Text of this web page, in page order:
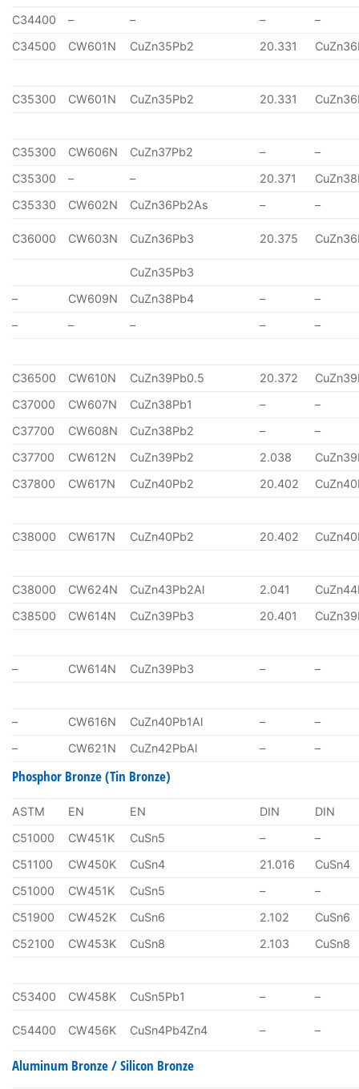
C34400 – – –
–
C34500
CW601N CuZn35Pb2 20.331
C35300 CW601N CuZn35Pb2 20.331
C35300 CW606N CuZn37Pb2 –
–
C35300
– – 20.371
C35330
CW602N CuZn36Pb2As – –
C36000 CW603N CuZn36Pb3 20.375
CuZn35Pb3
–
CW609N CuZn38Pb4 –
–
–
– – – –
C36500 CW610N CuZn39Pb0.5 20.372
C37000
CW607N CuZn38Pb1 –
–
C37700
CW608N CuZn38Pb2 –
–
C37700
CW612N CuZn39Pb2 2.038
C37800
CW617N CuZn40Pb2 20.402
C38000 CW617N CuZn40Pb2 20.402
C38000 CW624N CuZn43Pb2Al 2.041
C38500
CW614N CuZn39Pb3 20.401
– CW614N CuZn39Pb3 – –
– CW616N CuZn40Pb1Al –
–
–
CW621N CuZn42PbAl – –
Phosphor Bronze (Tin Bronze)
ASTM EN EN DIN
DIN
C51000
CW451K CuSn5 –
–
C51100
CW450K CuSn4 21.016
CuSn4
C51000
CW451K CuSn5 –
–
C51900
CW452K CuSn6 2.102
CuSn6
C52100
CW453K CuSn8 2.103 CuSn8
C53400 CW458K CuSn5Pb1 – –
C54400 CW456K CuSn4Pb4Zn4 – –
Aluminum Bronze / Silicon Bronze